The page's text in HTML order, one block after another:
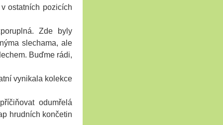
ostatních pozicích
Zde byly
slechama, ale
Buďme rádi,
vynikala kolekce
odumřelá
hrudních končetin